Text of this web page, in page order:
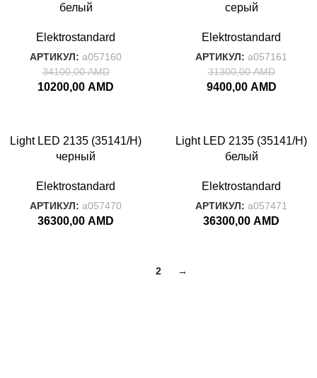
белый
Elektrostandard
АРТИКУЛ: a057160
34100,00AMD
10200,00 AMD
серый
Elektrostandard
АРТИКУЛ: a057161
31300,00AMD
9400,00 AMD
Light LED 2135 (35141/H)
черный
Elektrostandard
АРТИКУЛ: a057470
36300,00 AMD
Light LED 2135 (35141/H)
белый
Elektrostandard
АРТИКУЛ: a057471
36300,00 AMD
2 →